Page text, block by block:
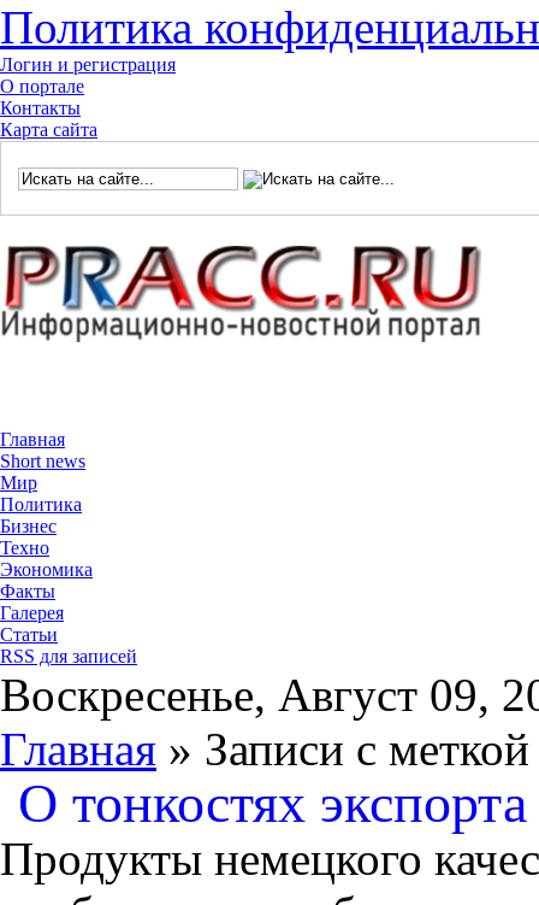
Политика
Логин и регистрация
О портале
Контакты
Карта сайта
Главная
Short news
Мир
Политика
Бизнес
Техно
Экономика
Факты
Галерея
Статьи
RSS для записей
Воскресенье, Август 09,
Главная » Записи с
О тонкостях
Продукты немецкого